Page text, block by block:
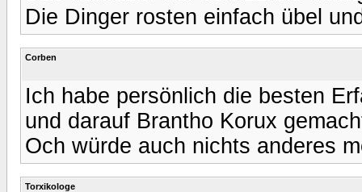
Die Dinger rosten einfach übel
Corben
Ich habe persönlich die besten
und darauf Brantho Korux
Och würde auch nichts anderes
Torxikologe